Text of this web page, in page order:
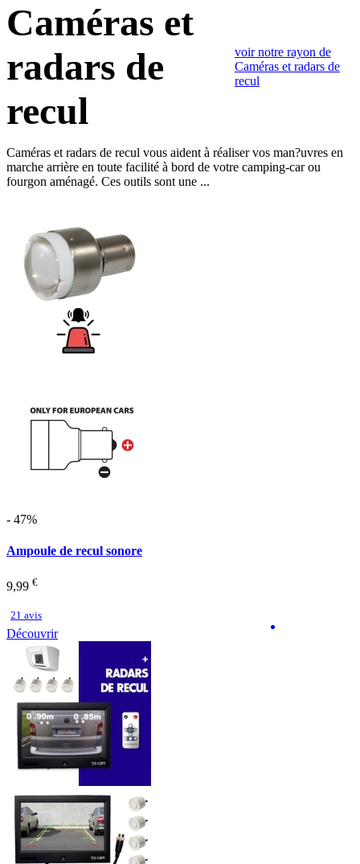
Caméras et
radars de
recul
voir notre rayon de
Caméras et radars de
recul
Caméras et radars de recul vous aident à réaliser vos man?uvres en
marche arrière en toute facilité à bord de votre camping-car ou
fourgon aménagé. Ces outils sont une ...
- 47%
Ampoule de recul sonore
9,99 €
21 avis
Découvrir